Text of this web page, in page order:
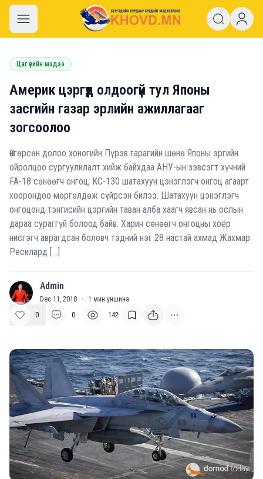
khovd.mn
Цаг үеийн мэдээ
Америк цэргүүд олдоогүй тул Японы
засгийн газар эрлийн ажиллагааг
зогсоолоо
Өнгөрсөн долоо хоногийн Пүрэв гарагийн шөнө Японы эргийн
ойролцоо сургуулилалт хийж байхдаа АНУ-ын зэвсэгт хүчний
FA-18 сөнөөгч онгоц, KC-130 шатахуун цэнэглэгч онгоц агаарт
хоорондоо мөргөлдөж сүйрсэн билээ. Шатахуун цэнэглэгч
онгоцонд тэнгисийн цэргийн таван алба хаагч явсан нь ослын
дараа сураггүй болоод байв. Харин сөнөөгч онгоцны хоёр
нисгэгч аврагдсан боловч тэдний нэг 28 настай ахмад Жахмар
Ресилард […]
A Admin
Dec 11, 2018 · 1 мин уншина
0
0 142